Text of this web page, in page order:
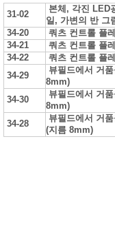
31-02
본체, 각진 LED
일, 가변의 반 그
34-20
쿼츠 컨트롤 플
34-21
쿼츠 컨트롤 플
34-22
쿼츠 컨트롤 플
34-29
뷰필드에서 거
8mm)
34-30
뷰필드에서 거
8mm)
34-28
뷰필드에서 거
(지름 8mm)